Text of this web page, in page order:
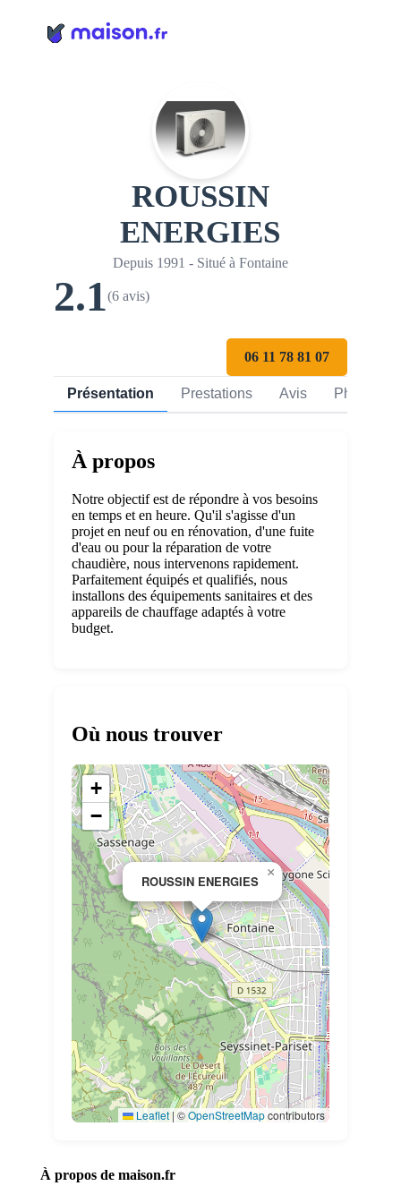
ROUSSIN
ENERGIES
Depuis 1991 - Situé à Fontaine
2.1(6 avis)
06 11 78 81 07
Présentation Prestations Avis Photos
À propos
Notre objectif est de répondre à vos besoins
en temps et en heure. Qu'il s'agisse d'un
projet en neuf ou en rénovation, d'une fuite
d'eau ou pour la réparation de votre
chaudière, nous intervenons rapidement.
Parfaitement équipés et qualifiés, nous
installons des équipements sanitaires et des
appareils de chauffage adaptés à votre
budget.
Où nous trouver
ROUSSIN ENERGIES
×
+
−
Leaflet |©OpenStreetMapcontributors
À propos de maison.fr